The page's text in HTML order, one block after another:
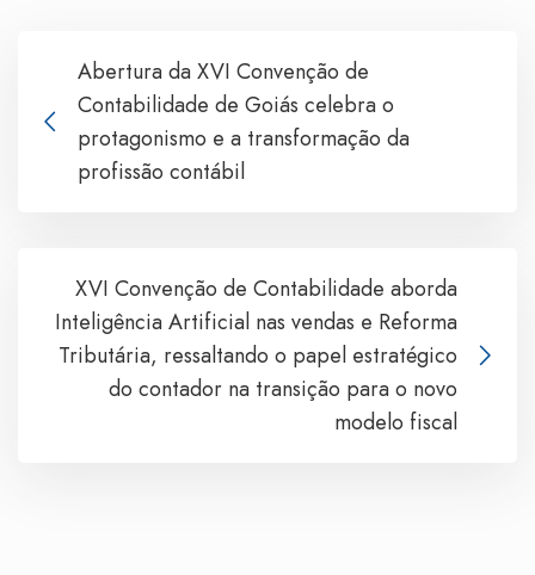
Abertura da XVI Convenção de
Contabilidade de Goiás celebra o
protagonismo e a transformação da
profissão contábil
XVI Convenção de Contabilidade aborda
Inteligência Artificial nas vendas e Reforma
Tributária, ressaltando o papel estratégico
do contador na transição para o novo
modelo fiscal